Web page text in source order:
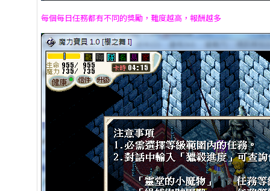
每個每日任務都有不同的獎勵，難度越高，報酬越多